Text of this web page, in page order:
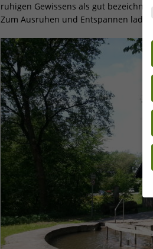
ruhigen Gewissens als gut
Zum Ausruhen und Entspannen